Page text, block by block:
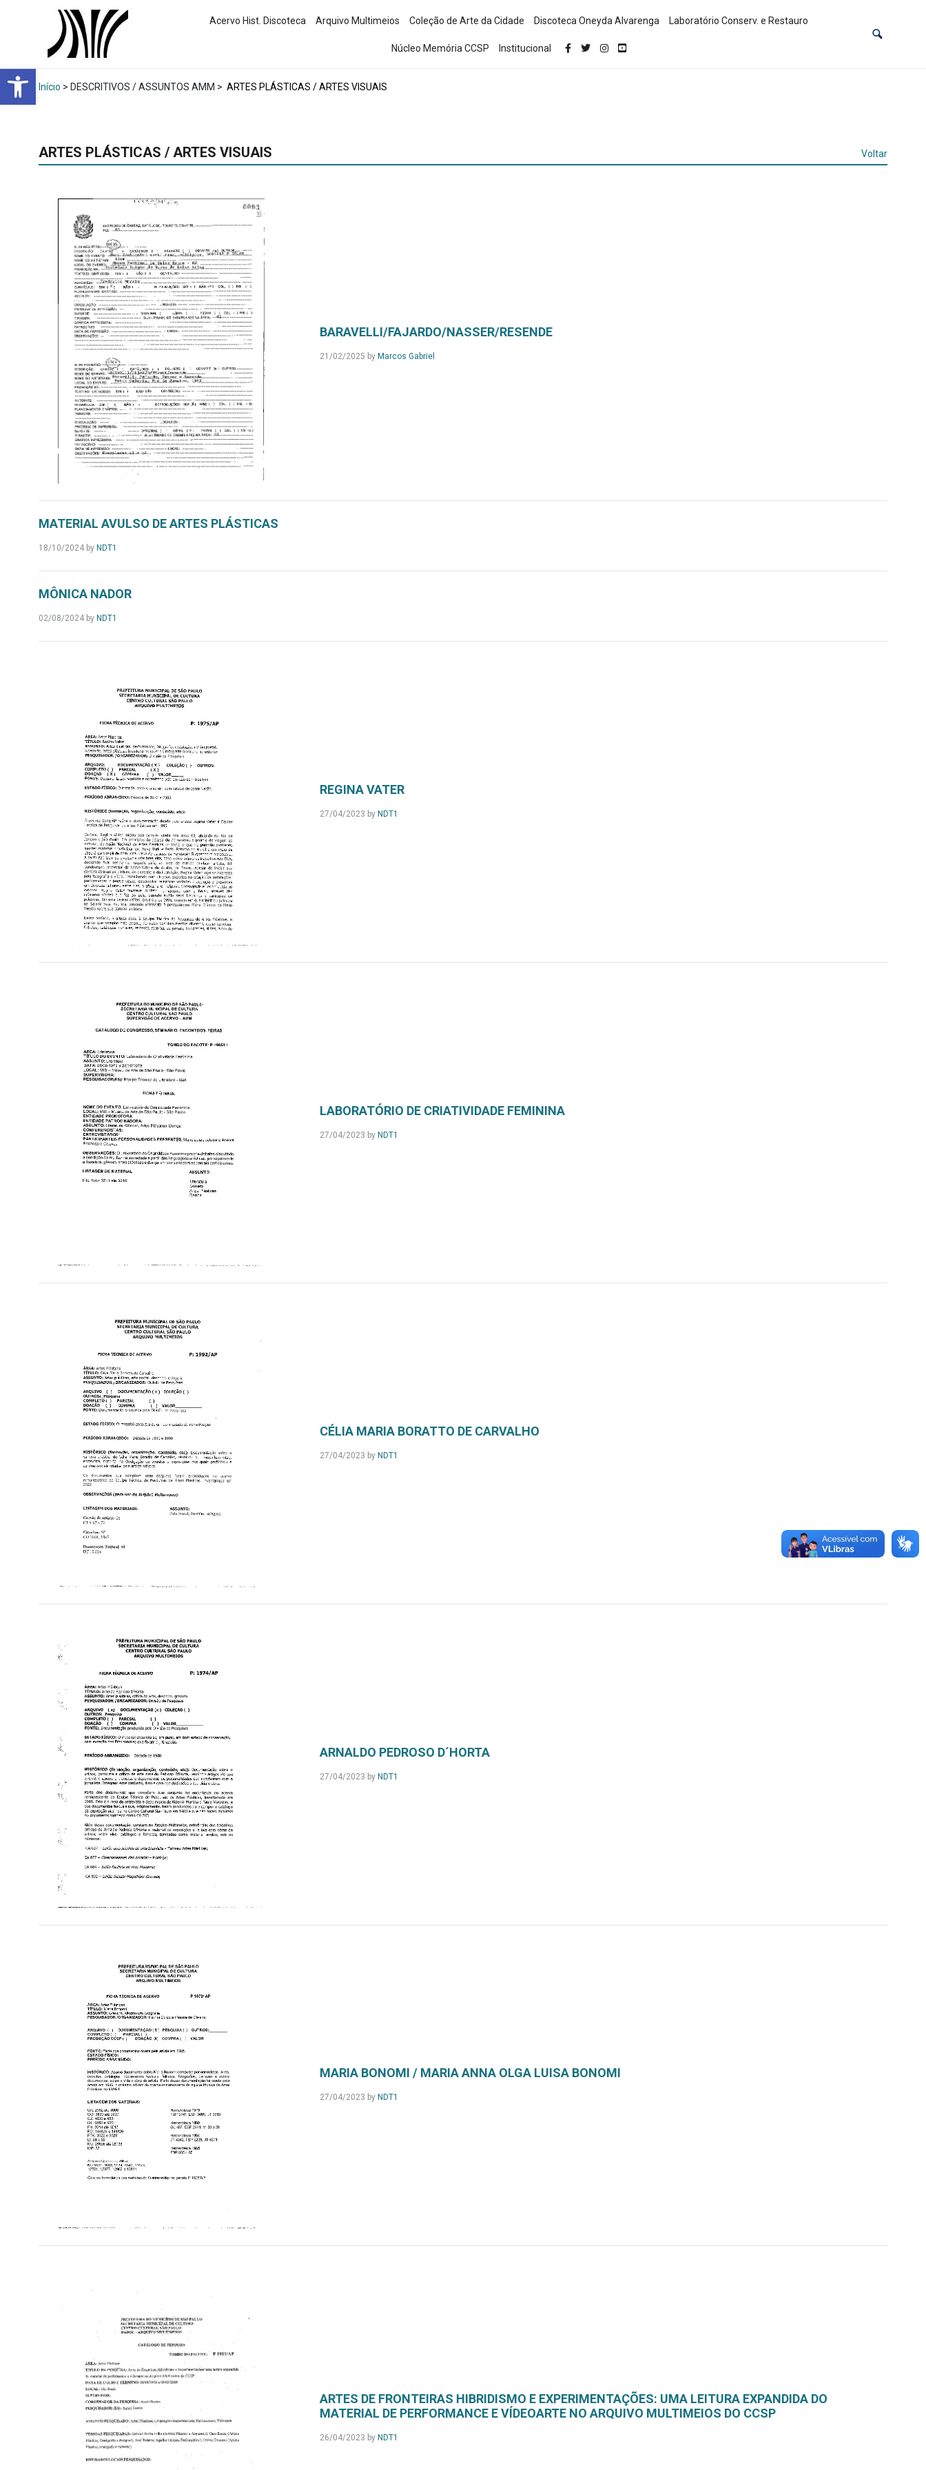
Abrir a barra de ferramentas
Acervo Hist. Discoteca Arquivo Multimeios Coleção de Arte da Cidade Discoteca Oneyda Alvarenga Laboratório Conserv. e Restauro
Núcleo Memória CCSP Institucional
Início > DESCRITIVOS / ASSUNTOS AMM > ARTES PLÁSTICAS / ARTES VISUAIS
ARTES PLÁSTICAS / ARTES VISUAIS Voltar
BARAVELLI/FAJARDO/NASSER/RESENDE
21/02/2025 by Marcos Gabriel
MATERIAL AVULSO DE ARTES PLÁSTICAS
18/10/2024 by NDT1
MÔNICA NADOR
02/08/2024 by NDT1
REGINA VATER
27/04/2023 by NDT1
LABORATÓRIO DE CRIATIVIDADE FEMININA
27/04/2023 by NDT1
CÉLIA MARIA BORATTO DE CARVALHO
27/04/2023 by NDT1
ARNALDO PEDROSO D´HORTA
27/04/2023 by NDT1
MARIA BONOMI / MARIA ANNA OLGA LUISA BONOMI
27/04/2023 by NDT1
ARTES DE FRONTEIRAS HIBRIDISMO E EXPERIMENTAÇÕES: UMA LEITURA EXPANDIDA DO
MATERIAL DE PERFORMANCE E VÍDEOARTE NO ARQUIVO MULTIMEIOS DO CCSP
26/04/2023 by NDT1